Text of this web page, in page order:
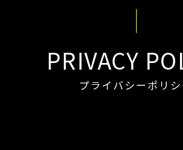
プライバシーポリシ
PRIVACY